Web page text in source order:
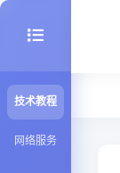
技术教程
seo优化
网络服务